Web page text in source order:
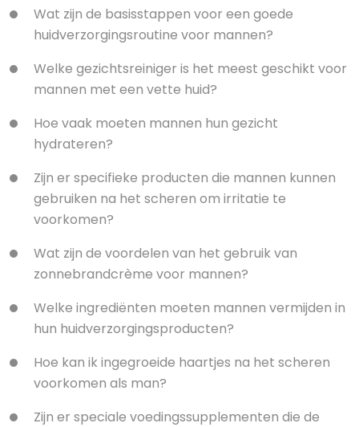
Wat zijn de basisstappen voor een goede
huidverzorgingsroutine voor mannen?
Welke gezichtsreiniger is het meest geschikt voor
mannen met een vette huid?
Hoe vaak moeten mannen hun gezicht
hydrateren?
Zijn er specifieke producten die mannen kunnen
gebruiken na het scheren om irritatie te
voorkomen?
Wat zijn de voordelen van het gebruik van
zonnebrandcrème voor mannen?
Welke ingrediënten moeten mannen vermijden in
hun huidverzorgingsproducten?
Hoe kan ik ingegroeide haartjes na het scheren
voorkomen als man?
Zijn er speciale voedingssupplementen die de